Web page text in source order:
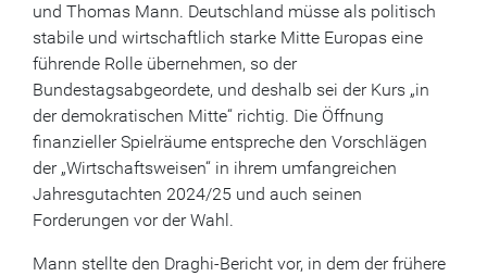
und Thomas Mann. Deutschland müsse als politisch
stabile und wirtschaftlich starke Mitte Europas eine
führende Rolle übernehmen, so der
Bundestagsabgeordete, und deshalb sei der Kurs „in
der demokratischen Mitte“ richtig. Die Öffnung
finanzieller Spielräume entspreche den Vorschlägen
der „Wirtschaftsweisen“ in ihrem umfangreichen
Jahresgutachten 2024/25 und auch seinen
Forderungen vor der Wahl.
Mann stellte den Draghi-Bericht vor, in dem der frühere